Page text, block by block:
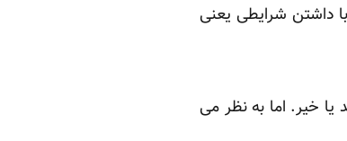
داشتن شرایطی یعنی
خیر. اما به نظر می